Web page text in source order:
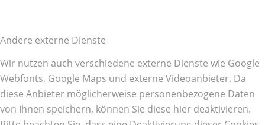
Andere externe Dienste
Wir nutzen auch verschiedene externe Dienste wie Google
Webfonts, Google Maps und externe Videoanbieter. Da
diese Anbieter möglicherweise personenbezogene Daten
von Ihnen speichern, können Sie diese hier deaktivieren.